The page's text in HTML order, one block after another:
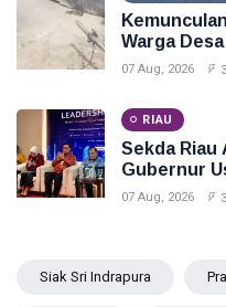
Warga
07 Aug, 2026
RIAU
Sekda Riau
Gubernur
ADLG
07 Aug, 2026
Siak Sri Indrapura